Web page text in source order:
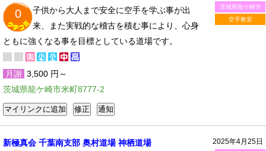
茨城県龍ケ崎市
空手教室
0
子供から大人まで安全に空手を学ぶ事が出
来、また実戦的な稽古を積む事により、心身
ともに強くなる事を目標としている道場です。
月謝 3,500 円～
茨城県龍ケ崎市米町8777-2
2025年4月25日
新極真会 千葉南支部 奥村道場 神栖道場